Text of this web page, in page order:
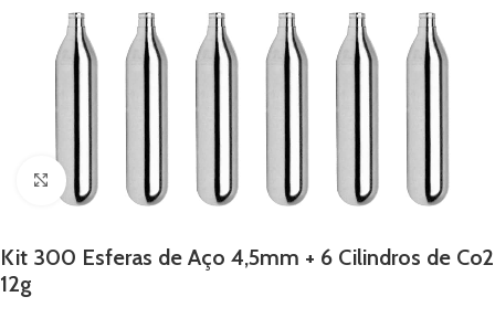
Click to enlarge
Kit 300 Esferas de Aço 4,5mm + 6 Cilindros de Co2
12g